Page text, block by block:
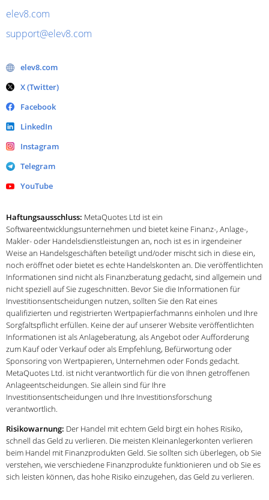
elev8.com
support@elev8.com
elev8.com
X (Twitter)
Facebook
LinkedIn
Instagram
Telegram
YouTube
Haftungsausschluss: MetaQuotes Ltd ist ein
Softwareentwicklungsunternehmen und bietet keine Finanz-, Anlage-,
Makler- oder Handelsdienstleistungen an, noch ist es in irgendeiner
Weise an Handelsgeschäften beteiligt und/oder mischt sich in diese ein,
noch eröffnet oder bietet es echte Handelskonten an. Die veröffentlichten
Informationen sind nicht als Finanzberatung gedacht, sind allgemein und
nicht speziell auf Sie zugeschnitten. Bevor Sie die Informationen für
Investitionsentscheidungen nutzen, sollten Sie den Rat eines
qualifizierten und registrierten Wertpapierfachmanns einholen und Ihre
Sorgfaltspflicht erfüllen. Keine der auf unserer Website veröffentlichten
Informationen ist als Anlageberatung, als Angebot oder Aufforderung
zum Kauf oder Verkauf oder als Empfehlung, Befürwortung oder
Sponsoring von Wertpapieren, Unternehmen oder Fonds gedacht.
MetaQuotes Ltd. ist nicht verantwortlich für die von Ihnen getroffenen
Anlageentscheidungen. Sie allein sind für Ihre
Investitionsentscheidungen und Ihre Investitionsforschung
verantwortlich.
Risikowarnung: Der Handel mit echtem Geld birgt ein hohes Risiko,
schnell das Geld zu verlieren. Die meisten Kleinanlegerkonten verlieren
beim Handel mit Finanzprodukten Geld. Sie sollten sich überlegen, ob Sie
verstehen, wie verschiedene Finanzprodukte funktionieren und ob Sie es
sich leisten können, das hohe Risiko einzugehen, das Geld zu verlieren.